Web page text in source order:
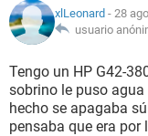
xlLeonard - 28
usuario
Tengo un HP G42-
sobrino le puso
hecho se apagaba
pensaba que era por